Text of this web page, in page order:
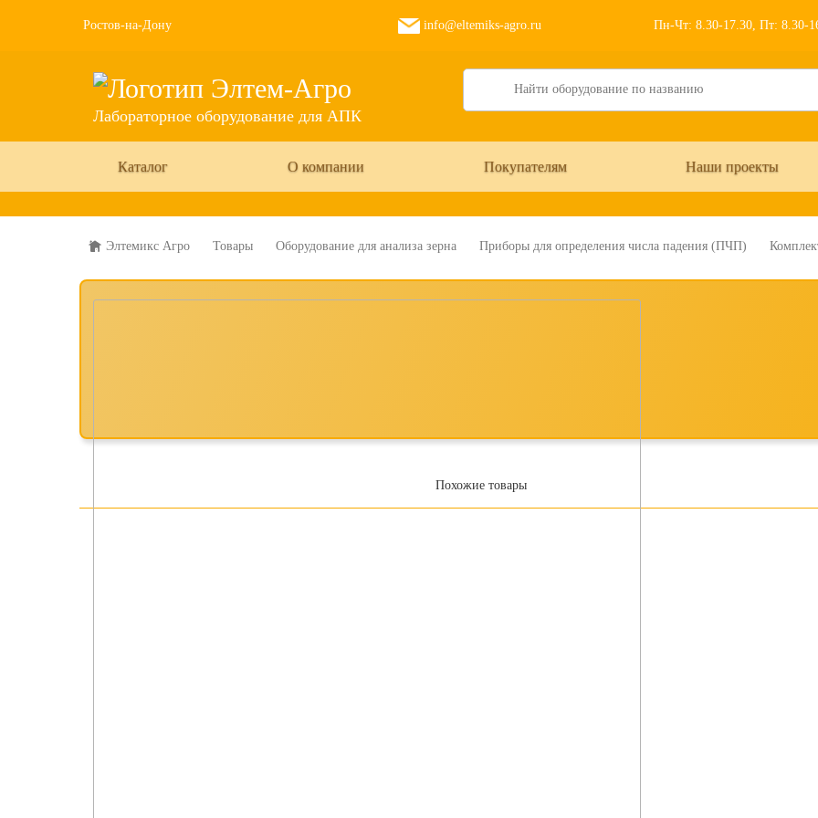
Ростов-на-Дону info@eltemiks-agro.ru Пн-Чт: 8.30-17.30, Пт: 8.30-
Лабораторное оборудование для АПК
Search
Каталог О компании Покупателям Наши проекты
Элтемикс Агро Товары Оборудование для анализа зерна Приборы для определения числа падения (ПЧП)
Похожие товары